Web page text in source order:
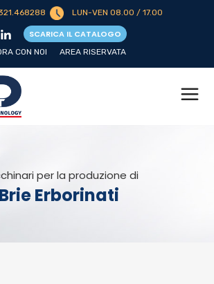
LUN-VEN 08.00 / 17.00
SCARICA IL CATALOGO
CON NOI AREA RISERVATA
per la produzione di
Brie Erborinati